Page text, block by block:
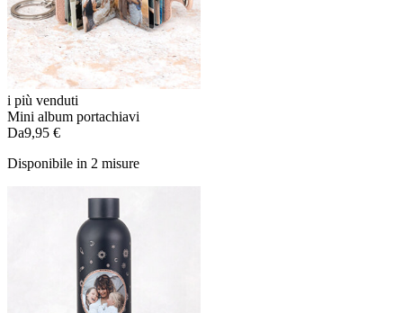
i più venduti
Mini album portachiavi
Da9,95 €
Disponibile in 2 misure